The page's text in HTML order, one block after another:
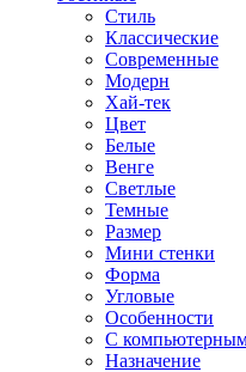
Стиль
Классические
Современные
Модерн
Хай-тек
Цвет
Белые
Венге
Светлые
Темные
Размер
Мини стенки
Форма
Угловые
Особенности
С
Назначение